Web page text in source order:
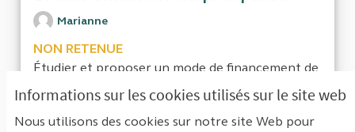
Informations sur les cookies utilisés sur le site web
Nous utilisons des cookies sur notre site Web pour
Marianne
NON RETENUE
Étudier et proposer un mode de financement de
l'hôpital public différent de celui actuel...